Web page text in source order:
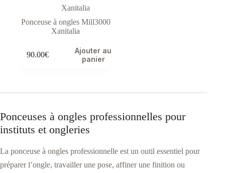
Xanitalia
Ponceuse à ongles Mill3000
Xanitalia
90.00€
Ajouter au
panier
Ponceuses à ongles professionnelles pour
instituts et ongleries
La ponceuse à ongles professionnelle est un outil essentiel pour
préparer l’ongle, travailler une pose, affiner une finition ou